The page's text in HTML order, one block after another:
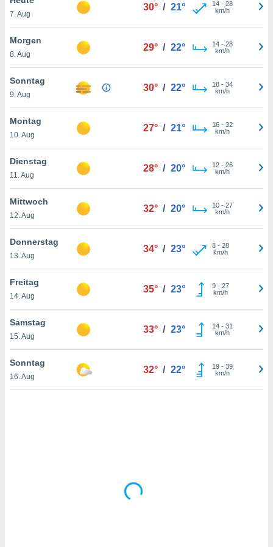
oder
Partner
es uns
das
der
Profil zu
Ihnen
finden
. Sie
jederzeit
Rand
7. Aug
30° / 21° 14- 28
km/h
Morgen
8. Aug
29° / 22° 14- 28
km/h
Sonntag
9. Aug
30° / 22° 18- 34
km/h
Montag
10. Aug
27° / 21° 16- 32
km/h
Dienstag
11. Aug
28° / 20° 12- 26
km/h
Mittwoch
12. Aug
32° / 20° 10- 27
km/h
Donnerstag
13. Aug
34° / 23° 8- 28
km/h
Freitag
14. Aug
35° / 23° 9- 27
km/h
Samstag
15. Aug
33° / 23° 14- 31
km/h
Sonntag
16. Aug
32° / 22° 19- 39
km/h